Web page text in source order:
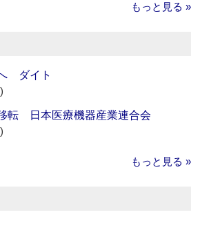
もっと見る »
ダイト
転 日本医療機器産業連合会
もっと見る »